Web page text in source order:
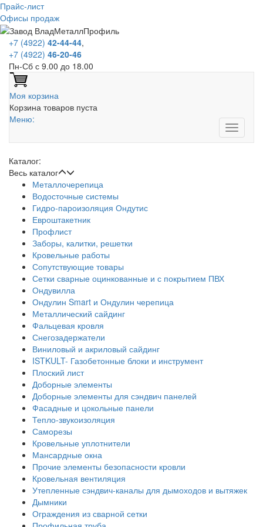
Прайс-лист
Офисы продаж
+7 (4922) 42-44-44,
+7 (4922) 46-20-46
Пн-Сб с 9.00 до 18.00
Моя корзина
Корзина товаров пуста
Меню:
Каталог:
Весь каталог
Металлочерепица
Водосточные системы
Гидро-пароизоляция Ондутис
Евроштакетник
Профлист
Заборы, калитки, решетки
Кровельные работы
Сопутствующие товары
Сетки сварные оцинкованные и с покрытием ПВХ
Ондувилла
Ондулин Smart и Ондулин черепица
Металлический сайдинг
Фальцевая кровля
Снегозадержатели
Виниловый и акриловый сайдинг
ISTKULT- Газобетонные блоки и инструмент
Плоский лист
Доборные элементы
Доборные элементы для сэндвич панелей
Фасадные и цокольные панели
Тепло-звукоизоляция
Саморезы
Кровельные уплотнители
Мансардные окна
Прочие элементы безопасности кровли
Кровельная вентиляция
Утепленные сэндвич-каналы для дымоходов и вытяжек
Дымники
Ограждения из сварной сетки